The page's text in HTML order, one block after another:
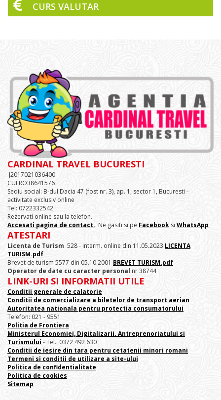
CURS VALUTAR
CARDINAL TRAVEL BUCURESTI
J2017021036400
CUI RO38641576
Sediu social: B-dul Dacia 47 (fost nr. 3), ap. 1, sector 1, Bucuresti -
activitate exclusiv online
Tel: 0722332542
Rezervati online sau la telefon.
Accesati pagina de contact.. Ne gasiti si pe Facebook si WhatsApp
ATESTARI
Licenta de Turism 528 - interm. online din 11.05.2023 LICENTA
TURISM.pdf
Brevet de turism 5577 din 05.10.2001 BREVET TURISM.pdf
Operator de date cu caracter personal nr 38744
LINK-URI SI INFORMATII UTILE
Conditii generale de calatorie
Conditii de comercializare a biletelor de transport aerian
Autoritatea nationala pentru protectia consumatorului
Telefon: 021 - 9551
Politia de Frontiera
Ministerul Economiei, Digitalizarii. Antreprenoriatului si
Turismului - Tel.: 0372 492 630
Conditii de iesire din tara pentru cetatenii minori romani
Termeni si conditii de utilizare a site-ului
Politica de confidentialitate
Politica de cookies
Sitemap